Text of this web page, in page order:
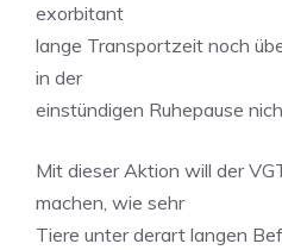
exorbitant
lange Transportzeit noch
in der
einstündigen Ruhepause
Mit dieser Aktion will der
machen, wie sehr
Tiere unter derart langen